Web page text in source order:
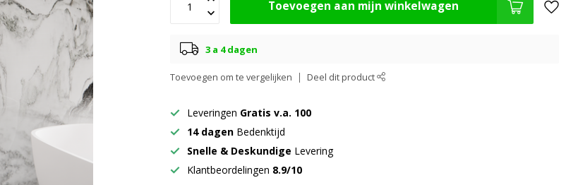
Toevoegen aan mijn winkelwagen
3 a 4 dagen
Toevoegen om te vergelijken Deel dit product
Leveringen Gratis v.a. 100
14 dagen Bedenktijd
Snelle & Deskundige Levering
Klantbeordelingen 8.9/10